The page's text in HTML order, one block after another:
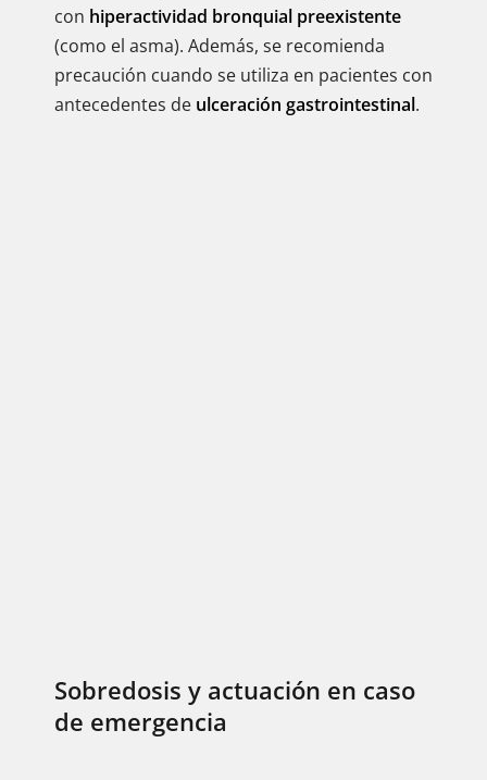
con hiperactividad bronquial preexistente
(como el asma). Además, se recomienda
precaución cuando se utiliza en pacientes con
antecedentes de ulceración gastrointestinal.
Sobredosis y actuación en caso
de emergencia